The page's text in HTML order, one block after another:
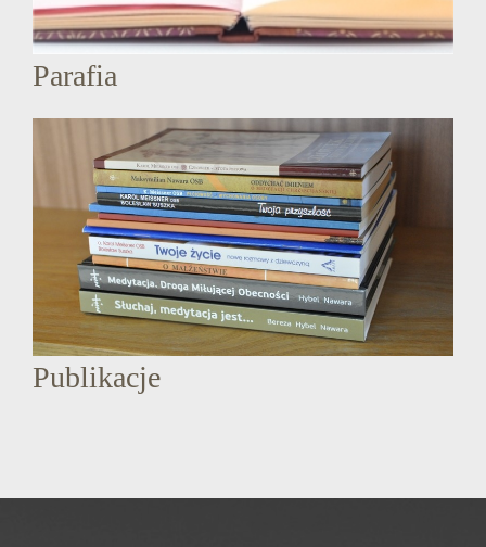
Parafia
Publikacje